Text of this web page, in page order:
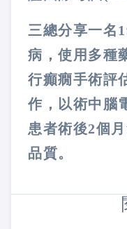
三總分享一名
病，使用多種
行癲癇手術評
作，以術中腦
患者術後2個
品質。